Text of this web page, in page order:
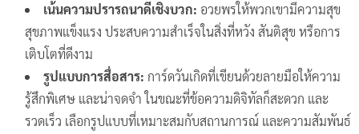
เน้นความปรารถนาดีเชิงบวก: อวยพรให้พวกเขามีความสุข
สุขภาพแข็งแรง ประสบความสำเร็จในสิ่งที่หวัง สันติสุข หรือการ
เติบโตที่ดีงาม
รูปแบบการสื่อสาร: การ์ดวันเกิดที่เขียนด้วยลายมือให้ความ
รู้สึกพิเศษ และน่าจดจำ ในขณะที่ข้อความดิจิทัลก็สะดวก และ
รวดเร็ว เลือกรูปแบบที่เหมาะสมกับสถานการณ์ และความสัมพันธ์